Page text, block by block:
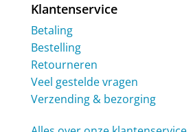
Klantenservice
Betaling
Bestelling
Retourneren
Veel gestelde vragen
Verzending & bezorging